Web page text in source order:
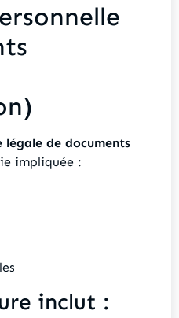
légale de documents
impliquée :
inclut :